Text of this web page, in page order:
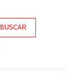
BUSCAR